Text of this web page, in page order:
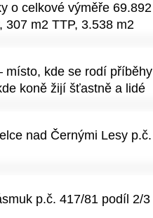
o celkové výměře 69.892
307 m2 TTP, 3.538 m2
potenciál, neboť jsou
se jedná o plochu
výpovědní lhůtou. K
místo, kde se rodí příběhy
koně žijí šťastně a lidé
Více než 9 hektarů
zázemím a
je aktuálně ustájeno
připravený k
nad Černými Lesy p.č.
p.č. 417/81 podíl 2/3